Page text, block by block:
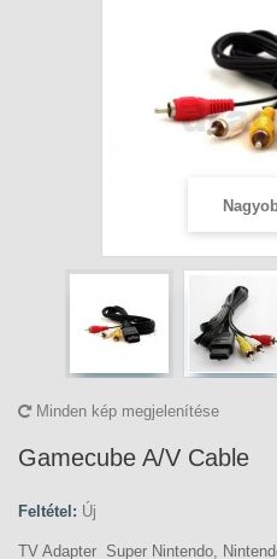
Minden kép megjelenítése
Gamecube A/V Cable
Feltétel: Új
TV Adapter Super Nintendo,